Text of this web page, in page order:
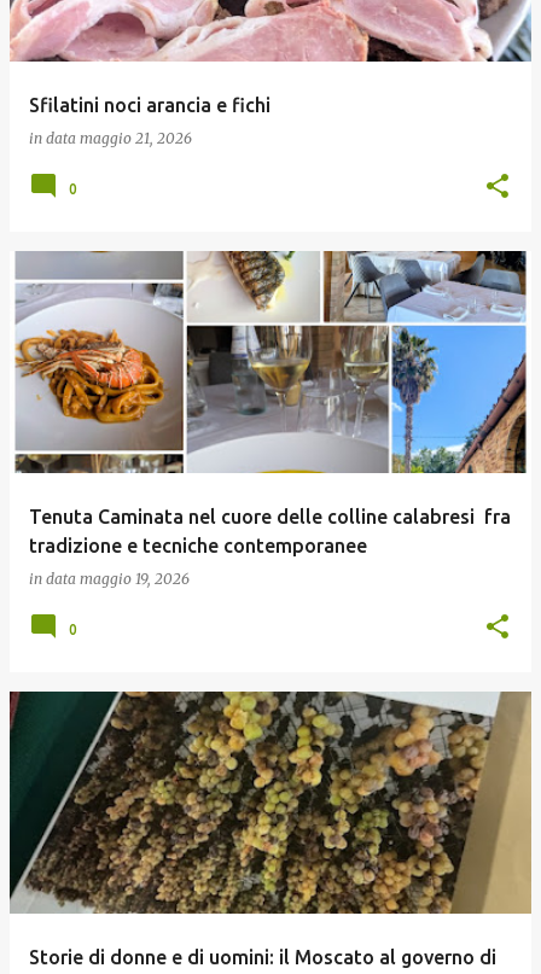
Sfilatini noci arancia e fichi
in data maggio 21, 2026
0
Tenuta Caminata nel cuore delle colline calabresi fra
tradizione e tecniche contemporanee
in data maggio 19, 2026
0
Storie di donne e di uomini: il Moscato al governo di